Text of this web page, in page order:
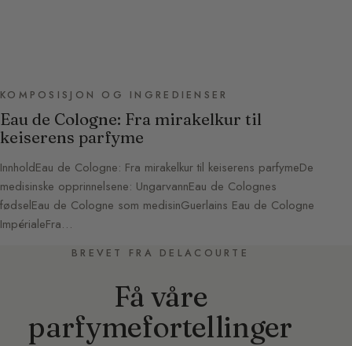
KOMPOSISJON OG INGREDIENSER
Eau de Cologne: Fra mirakelkur til
keiserens parfyme
InnholdEau de Cologne: Fra mirakelkur til keiserens parfymeDe
medisinske opprinnelsene: UngarvannEau de Colognes
fødselEau de Cologne som medisinGuerlains Eau de Cologne
ImpérialeFra…
BREVET FRA DELACOURTE
Få våre
parfymefortellinger